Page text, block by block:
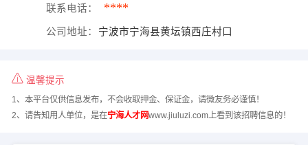
联系电话： ****
公司地址： 宁波市宁海县黄坛镇西庄村口
温馨提示
1、本平台仅供信息发布，不会收取押金、保证金，请微友务必谨慎！
2、请告知用人单位，是在宁海人才网www.jiuluzi.com上看到该招聘信息的！